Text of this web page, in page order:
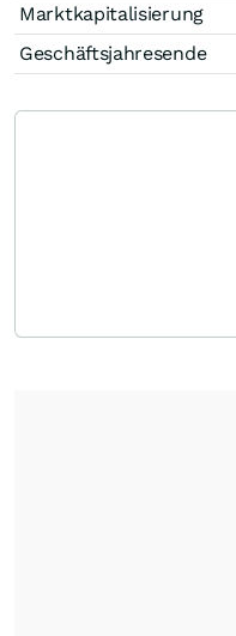
Marktkapitalisierung
Geschäftsjahresende